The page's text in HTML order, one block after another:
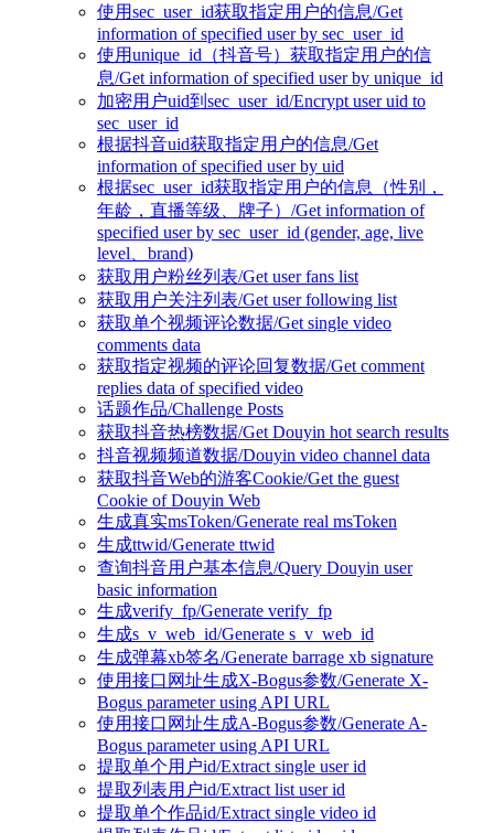
使用sec_user_id获取指定用户的信息/Get
information of specified user by sec_user_id
使用unique_id（抖音号）获取指定用户的信
息/Get information of specified user by unique_id
加密用户uid到sec_user_id/Encrypt user uid to
sec_user_id
根据抖音uid获取指定用户的信息/Get
information of specified user by uid
根据sec_user_id获取指定用户的信息（性别，
年龄，直播等级、牌子）/Get information of
specified user by sec_user_id (gender, age, live
level、brand)
获取用户粉丝列表/Get user fans list
获取用户关注列表/Get user following list
获取单个视频评论数据/Get single video
comments data
获取指定视频的评论回复数据/Get comment
replies data of specified video
话题作品/Challenge Posts
获取抖音热榜数据/Get Douyin hot search results
抖音视频频道数据/Douyin video channel data
获取抖音Web的游客Cookie/Get the guest
Cookie of Douyin Web
生成真实msToken/Generate real msToken
生成ttwid/Generate ttwid
查询抖音用户基本信息/Query Douyin user
basic information
生成verify_fp/Generate verify_fp
生成s_v_web_id/Generate s_v_web_id
生成弹幕xb签名/Generate barrage xb signature
使用接口网址生成X-Bogus参数/Generate X-
Bogus parameter using API URL
使用接口网址生成A-Bogus参数/Generate A-
Bogus parameter using API URL
提取单个用户id/Extract single user id
提取列表用户id/Extract list user id
提取单个作品id/Extract single video id